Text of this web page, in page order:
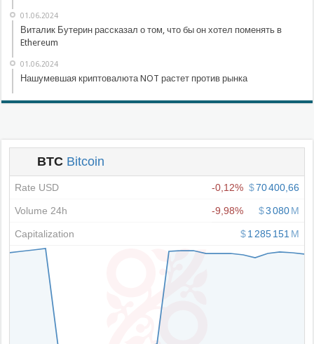
01.06.2024
Виталик Бутерин рассказал о том, что бы он хотел поменять в
Ethereum
01.06.2024
Нашумевшая криптовалюта NOT растет против рынка